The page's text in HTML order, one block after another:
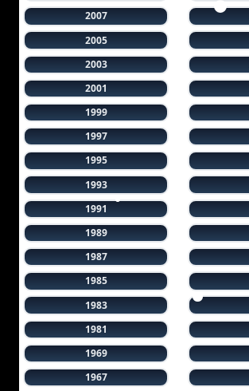
2007
2005
2003
2001
1999
1997
1995
1993
1991
1989
1987
1985
1983
1981
1969
1967